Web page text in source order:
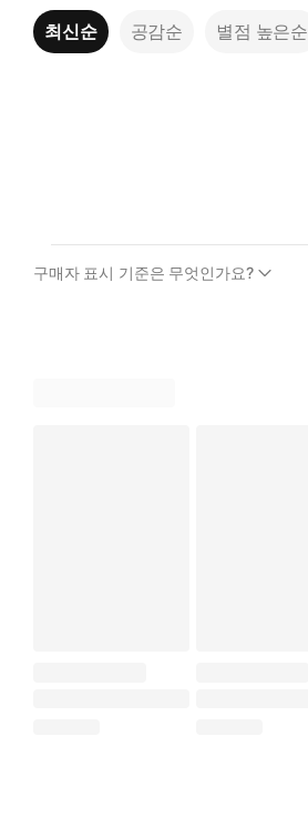
최신순 공감순 별점 높은순
구매자 표시 기준은 무엇인가요?